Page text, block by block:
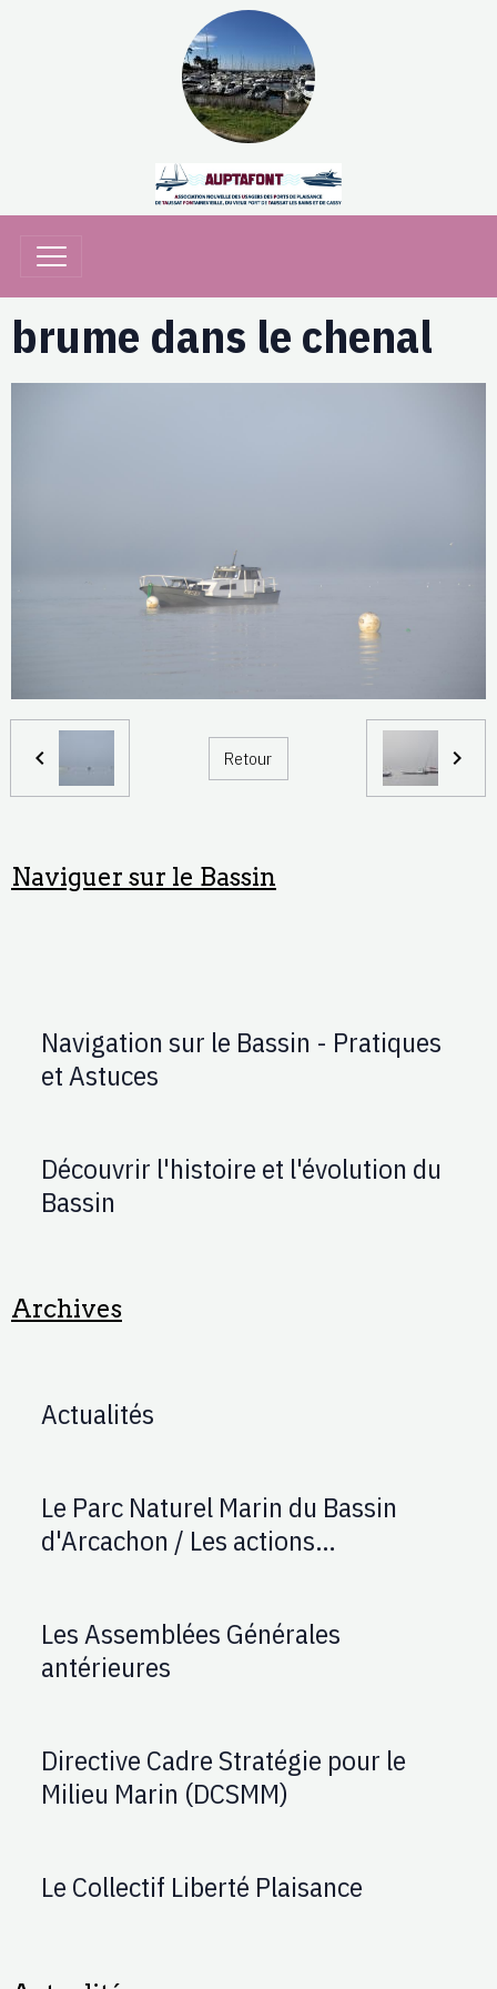
brume dans le chenal
Retour
Naviguer sur le Bassin
Navigation sur le Bassin - Pratiques
et Astuces
Découvrir l'histoire et l'évolution du
Bassin
Archives
Actualités
Le Parc Naturel Marin du Bassin
d'Arcachon / Les actions
Les Assemblées Générales
antérieures
Directive Cadre Stratégie pour le
Milieu Marin (DCSMM)
Le Collectif Liberté Plaisance